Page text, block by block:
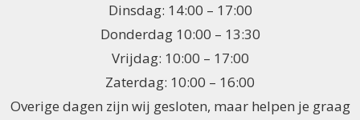
Dinsdag: 14:00 – 17:00
Donderdag 10:00 – 13:30
Vrijdag: 10:00 – 17:00
Zaterdag: 10:00 – 16:00
Overige dagen zijn wij gesloten, maar helpen je graag